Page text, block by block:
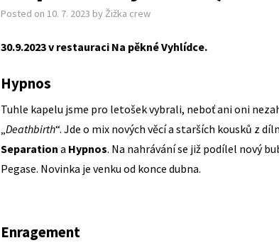
Posted on 10. 7. 2023 byŽižka crew
30.9.2023 v restauraci Na pěkné Vyhlídce.
Hypnos
Tuhle kapelu jsme pro letošek vybrali, neboť ani oni
„Deathbirth“. Jde o mix nových věcí a starších kousků z
Separation a Hypnos. Na nahrávání se již podílel nový
Pegase. Novinka je venku od konce dubna.
Enragement